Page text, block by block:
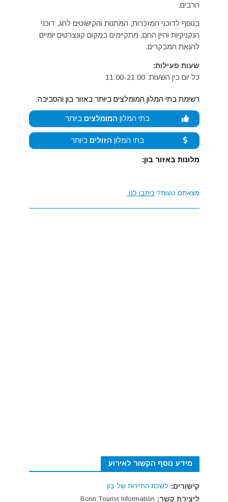
הרבים.
בנוסף לדוכני המזכרות, המתנות והקישוטים לחג, דוכני
הנקניקיות והיין החם, מתקיימים במקום קונצרטים יומיים
להנאת המבקרים.
שעות פעילות:
כל יום בין השעות: 11:00-21:00
רשימת בתי המלון המומלצים ביותר באזור בון והסביבה:
בתי המלון המומלצים ביותר
בתי המלון הזולים ביותר
מלונות באזור בון:
מצאתם טעות? כיתבו לנו.
מידע נוסף הקשור לאירוע
קישורים: לשכת התיירות של בון
ליצירת קשר: Bonn Tourist Information